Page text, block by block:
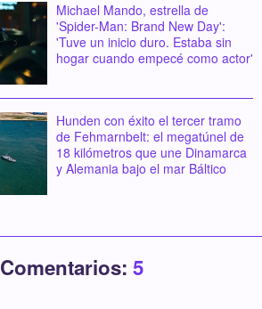
Michael Mando, estrella de
'Spider-Man: Brand New Day':
'Tuve un inicio duro. Estaba sin
hogar cuando empecé como actor'
Hunden con éxito el tercer tramo
de Fehmarnbelt: el megatúnel de
18 kilómetros que une Dinamarca
y Alemania bajo el mar Báltico
Comentarios: 5